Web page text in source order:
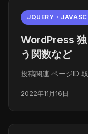
JQUERY・
WordPress
う関数など
投稿関連 ページID
2022年11月16日